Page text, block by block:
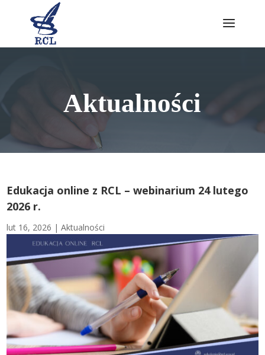
content
Aktualności
Edukacja online z RCL – webinarium 24 lutego
2026 r.
lut 16, 2026 |Aktualności